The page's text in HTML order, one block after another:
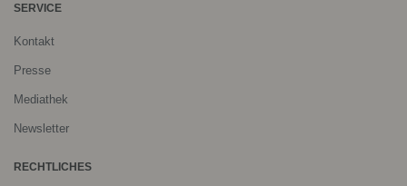
SERVICE
Kontakt
Presse
Mediathek
Newsletter
RECHTLICHES